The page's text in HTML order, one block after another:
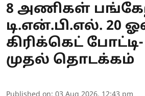
8 அணிகள்
டி.என்.பி.எல். 20
கிரிக்கெட்
முதல் தொடக்கம்